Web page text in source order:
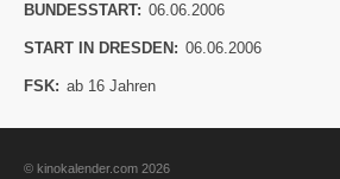
BUNDESSTART: 06.06.2006
START IN DRESDEN: 06.06.2006
FSK: ab 16 Jahren
© kinokalender.com 2026